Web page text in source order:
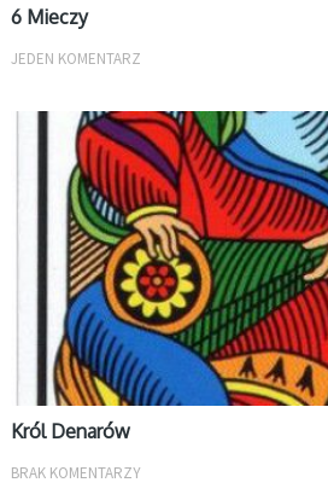
6 Mieczy
JEDEN KOMENTARZ
MAŁE ARKANA
Król Denarów
BRAK KOMENTARZY